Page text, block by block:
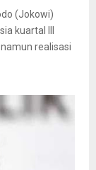
(Jokowi)
kuartal III
realisasi